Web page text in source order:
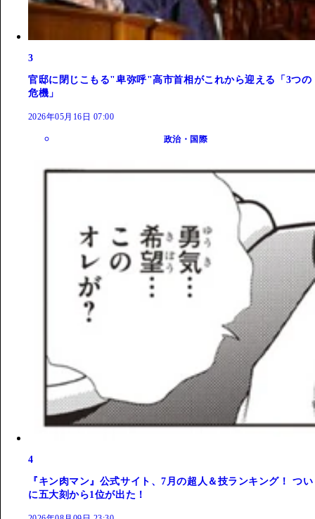
3
官邸に閉じこもる"卑弥呼"高市首相がこれから迎える「3つの
危機」
2026年05月16日 07:00
政治・国際
4
『キン肉マン』公式サイト、7月の超人＆技ランキング！ つい
に五大刻から1位が出た！